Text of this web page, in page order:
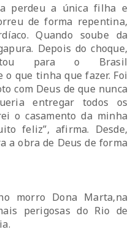
perdeu a única filha e
de forma repentina,
Quando soube da
Depois do choque,
para o Brasil
o que tinha que fazer. Foi
com Deus de que nunca
entregar todos os
o casamento da minha
feliz”, afirma. Desde,
a obra de Deus de forma
morro Dona Marta,na
perigosas do Rio de